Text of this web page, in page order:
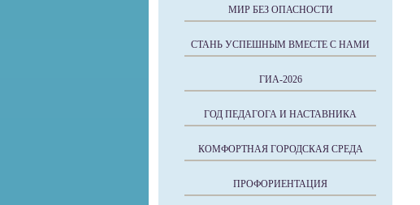
МИР БЕЗ ОПАСНОСТИ
СТАНЬ УСПЕШНЫМ ВМЕСТЕ С НАМИ
ГИА-2026
ГОД ПЕДАГОГА И НАСТАВНИКА
КОМФОРТНАЯ ГОРОДСКАЯ СРЕДА
ПРОФОРИЕНТАЦИЯ